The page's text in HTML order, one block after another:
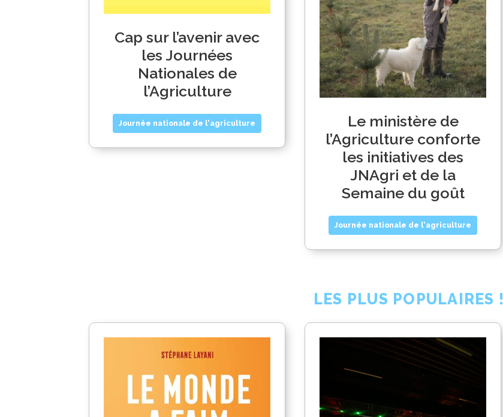
Cap sur l’avenir avec
les Journées
Nationales de
l’Agriculture
Journée nationale de l'agriculture
Le ministère de
l’Agriculture conforte
les initiatives des
JNAgri et de la
Semaine du goût
Journée nationale de l'agriculture
LES PLUS POPULAIRES !